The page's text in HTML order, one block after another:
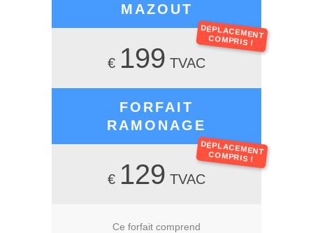
MAZOUT
DÉPLACEMENT
COMPRIS !
€ 199 TVAC
FORFAIT
RAMONAGE
DÉPLACEMENT
COMPRIS !
€ 129 TVAC
Ce forfait comprend